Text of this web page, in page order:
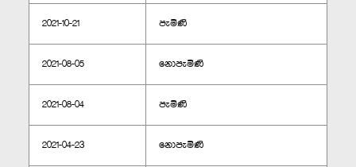
2021-10-21 පැමිණි
2021-08-05 නොපැමිණි
2021-08-04 පැමිණි
2021-04-23 නොපැමිණි